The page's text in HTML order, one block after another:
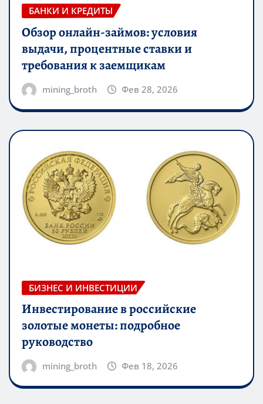
БАНКИ И КРЕДИТЫ
Обзор онлайн-займов: условия
выдачи, процентные ставки и
требования к заемщикам
mining_broth Фев 28, 2026
БИЗНЕС И ИНВЕСТИЦИИ
Инвестирование в российские
золотые монеты: подробное
руководство
mining_broth Фев 18, 2026